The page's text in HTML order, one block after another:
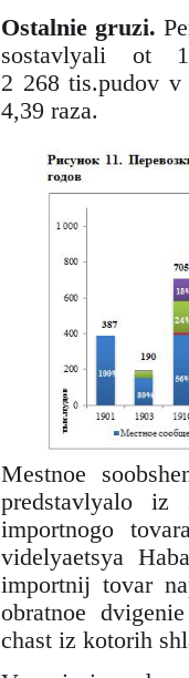
Ostalnie gruzi.
sostavlyali ot
2 268 tis.pudov
4,39 raza.
Mestnoe
predstavlyalo iz
importnogo
videlyaetsya
importnij tovar
obratnoe
chast iz kotorih